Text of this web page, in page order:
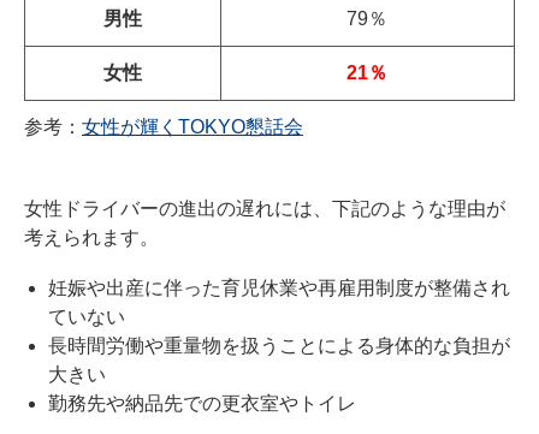
男性 79％
女性 21％
参考： 女性が輝くTOKYO懇話会
女性ドライバーの進出の遅れには、下記のような理由が
考えられます。
妊娠や出産に伴った育児休業や再雇用制度が整備され
ていない
長時間労働や重量物を扱うことによる身体的な負担が
大きい
勤務先や納品先での更衣室やトイレ